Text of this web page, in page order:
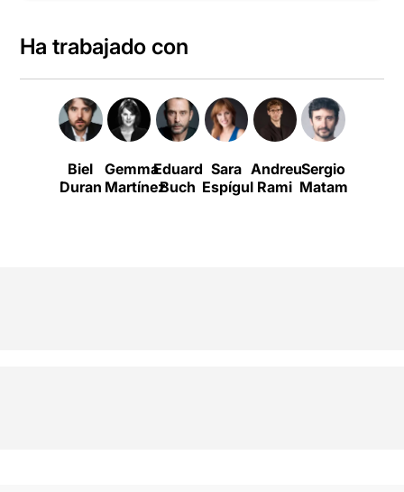
Ha trabajado con
Biel
Duran
Gemma
Martínez
Eduard
Buch
Sara
Espígul
Andreu
Rami
Sergio
Matamala